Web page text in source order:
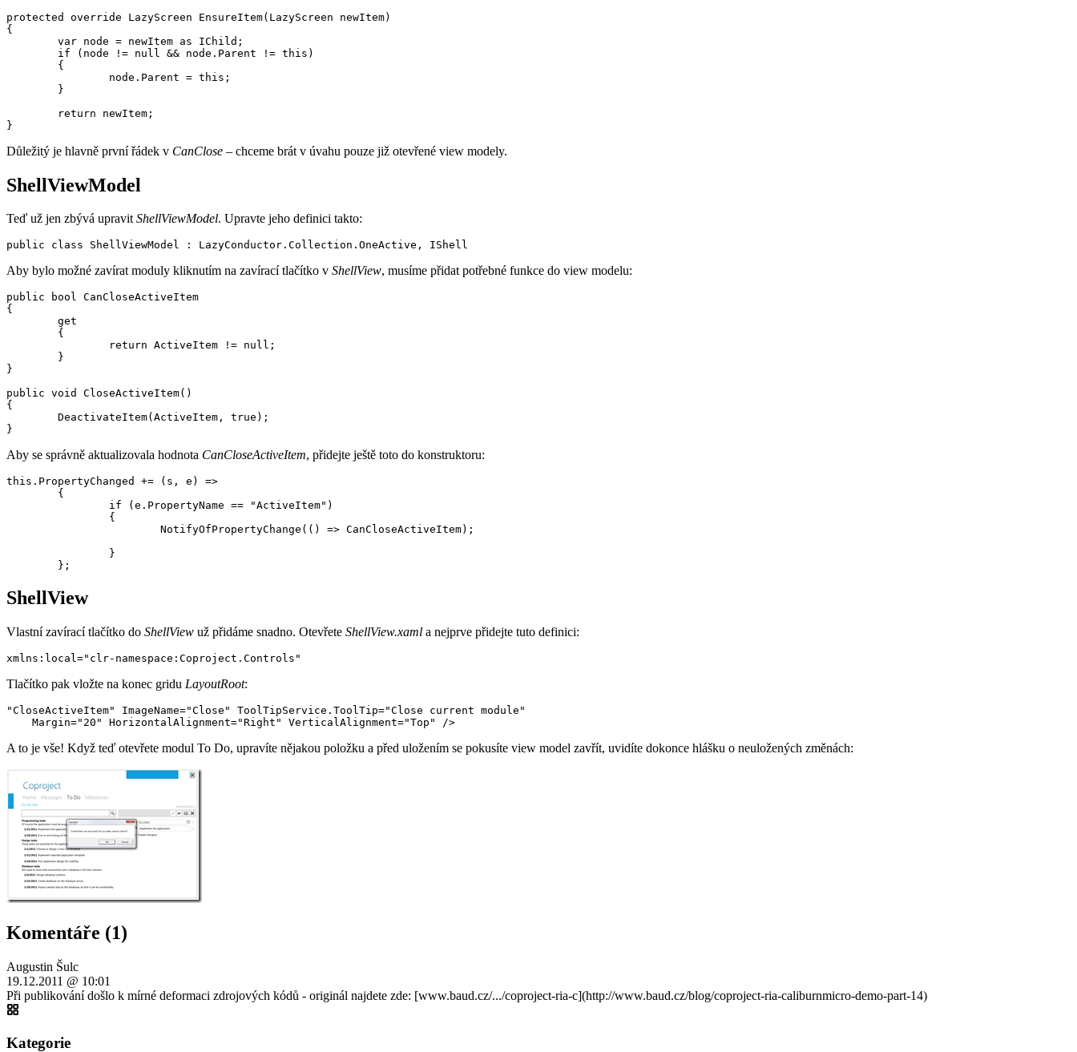
protected override LazyScreen EnsureItem(LazyScreen newItem)
{
        var node = newItem as IChild;
        if (node != null && node.Parent != this)
        {
                node.Parent = this;
        }
        return newItem;
Důležitý je hlavně první řádek v CanClose – chceme brát v úvahu pouze již otevřené view modely.
ShellViewModel
Teď už jen zbývá upravitShellViewModel. Upravte jeho definici takto:
Aby bylo možné zavírat moduly kliknutím na zavírací tlačítko v ShellView, musíme přidat potřebné funkce do view modelu:
public bool CanCloseActiveItem
{
        get
        {
                return ActiveItem != null;
        }
}
public void CloseActiveItem()
{
        DeactivateItem(ActiveItem, true);
Aby se správně aktualizovala hodnota CanCloseActiveItem, přidejte ještě toto do konstruktoru:
this.PropertyChanged += (s, e) =>
        {
                if (e.PropertyName == "ActiveItem")
                {
                        NotifyOfPropertyChange(() => CanCloseActiveItem);
                }
ShellView
Vlastní zavírací tlačítko do ShellView už přidáme snadno. Otevřete ShellView.xaml a nejprve přidejte tuto definici:
Tlačítko pak vložte na konec gridu LayoutRoot:
"CloseActiveItem" ImageName="Close" ToolTipService.ToolTip="Close current module"
A to je vše! Když teď otevřete modul To Do, upravíte nějakou položku a před uložením se pokusíte view model zavřít, uvidíte dokonce hlášku o neuložených změnách:
Komentáře (1)
Augustin Šulc
19.12.2011 @ 10:01
Při publikování došlo k mírné deformaci zdrojových kódů - originál najdete zde: [www.baud.cz/.../coproject-ria-c](http://www.baud.cz/blog/coproject-ria-caliburnmicro-demo-part-14)
Kategorie